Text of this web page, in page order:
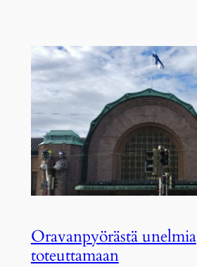
Oravanpyörästä unelmia
toteuttamaan